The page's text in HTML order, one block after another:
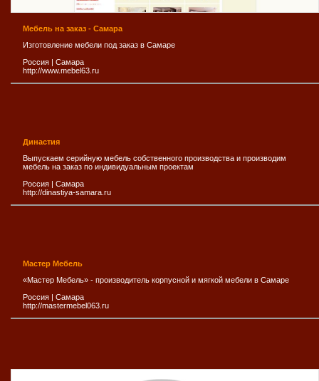
Мебель на заказ - Самара
Изготовление мебели под заказ в Самаре
Россия | Самара
http://www.mebel63.ru
Династия
Выпускаем серийную мебель собственного производства и производим
мебель на заказ по индивидуальным проектам
Россия | Самара
http://dinastiya-samara.ru
Мастер Мебель
«Мастер Мебель» - производитель корпусной и мягкой мебели в Самаре
Россия | Самара
http://mastermebel063.ru